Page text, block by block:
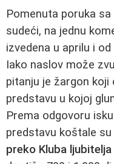
Pomenuta poruka
sudeći, na jednu
izvedena u aprilu i
Iako naslov može
pitanju je žargon koji
predstavu u kojoj
Prema odgovoru
predstavu koštale su
preko Kluba